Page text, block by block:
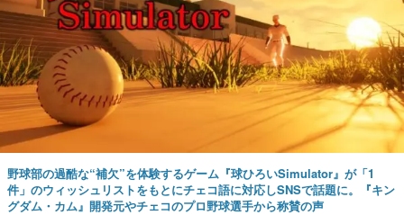
野球部の過酷な“補欠”を体験するゲーム『球ひろいSimulator』が「1
件」のウィッシュリストをもとにチェコ語に対応しSNSで話題に。『キン
グダム・カム』開発元やチェコのプロ野球選手から称賛の声